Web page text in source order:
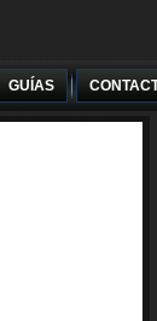
GUÍAS